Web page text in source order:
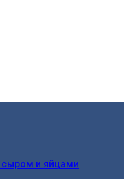
сыром и яйцами